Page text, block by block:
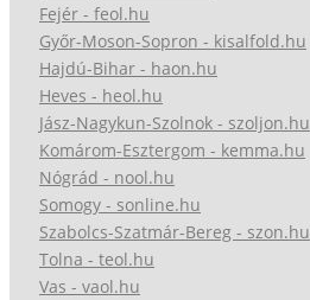
Fejér - feol.hu
Győr-Moson-Sopron - kisalfold.hu
Hajdú-Bihar - haon.hu
Heves - heol.hu
Jász-Nagykun-Szolnok - szoljon.hu
Komárom-Esztergom - kemma.hu
Nógrád - nool.hu
Somogy - sonline.hu
Szabolcs-Szatmár-Bereg - szon.hu
Tolna - teol.hu
Vas - vaol.hu